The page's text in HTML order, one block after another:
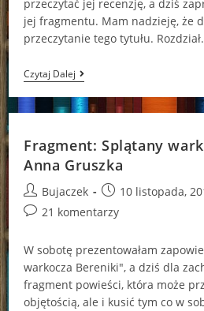
przeczytać jej recenzję, a dziś
jej fragmentu. Mam nadzieję, że
przeczytanie tego tytułu.
Czytaj DalejFragment:
Z
Całego
Serca
Fragment: Splątany
Anna Gruszka
Post
author:
Bujaczek
Post
published:
10 listopada,
Post21 komentarzy
W sobotę prezentowałam
warkocza Bereniki", a dziś dla
fragment powieści, która może
objętością, ale i kusić tym co w